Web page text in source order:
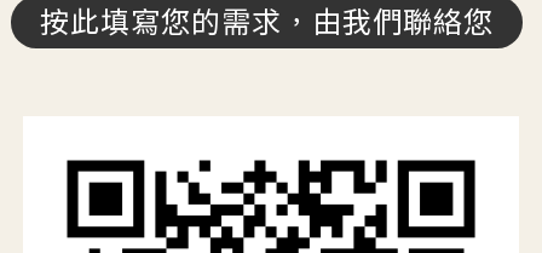
按此填寫您的需求，由我們聯絡您